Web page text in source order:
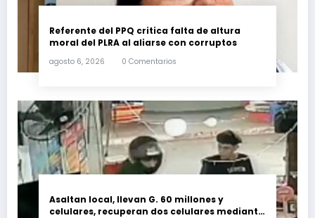
Referente del PPQ critica falta de altura
moral del PLRA al aliarse con corruptos
agosto 6, 2026 0 Comentarios
Asaltan local, llevan G. 60 millones y
celulares, recuperan dos celulares mediante